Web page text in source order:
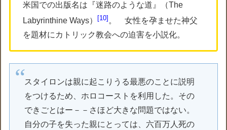
米国での出版名は『迷路のような道』（The
Labyrinthine Ways）
10 。 女性を孕ませた神父
を題材にカトリック教会への迫害を小説化。
スタイロンは親に起こりうる最悪のことに説明
をつけるため、ホロコーストを利用した。その
できごとはー－－さほど大きな問題ではない。
自分の子を失った親にとっては、六百万人死の